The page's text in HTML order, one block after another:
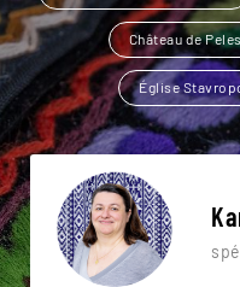
Château de Peles
Église